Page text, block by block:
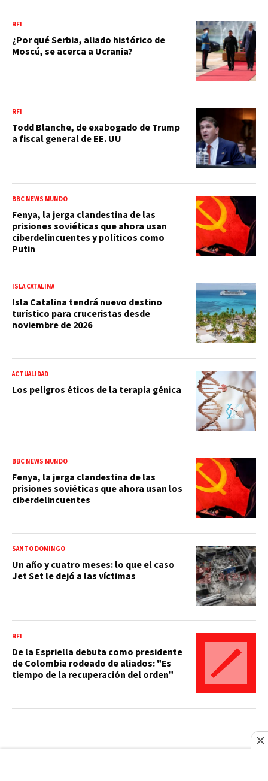
RFI
¿Por qué Serbia, aliado histórico de
Moscú, se acerca a Ucrania?
RFI
Todd Blanche, de exabogado de Trump
a fiscal general de EE. UU
BBC NEWS MUNDO
Fenya, la jerga clandestina de las
prisiones soviéticas que ahora usan
ciberdelincuentes y políticos como
Putin
ISLA CATALINA
Isla Catalina tendrá nuevo destino
turístico para cruceristas desde
noviembre de 2026
ACTUALIDAD
Los peligros éticos de la terapia génica
BBC NEWS MUNDO
Fenya, la jerga clandestina de las
prisiones soviéticas que ahora usan los
ciberdelincuentes
SANTO DOMINGO
Un año y cuatro meses: lo que el caso
Jet Set le dejó a las víctimas
RFI
De la Espriella debuta como presidente
de Colombia rodeado de aliados: "Es
tiempo de la recuperación del orden"